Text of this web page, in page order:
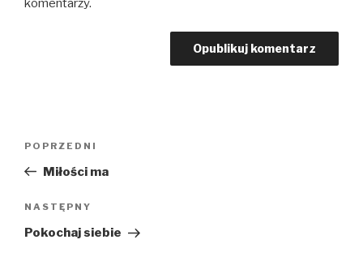
komentarzy.
Poprzedni
wpis
POPRZEDNI
Miłości ma
Następny
wpis
NASTĘPNY
Pokochaj siebie